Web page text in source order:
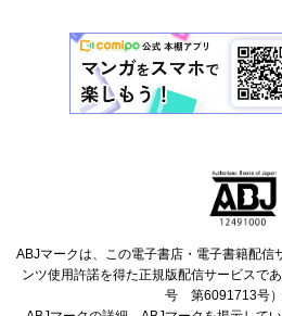
ABJマークは、この電子書店・電子書籍配信
ンツ使用許諾を得た正規版配信サービスで
号 第6091713号）